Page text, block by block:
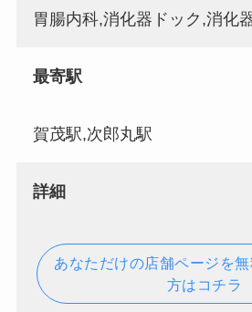
胃腸内科,消化器ドック,消化
最寄駅
賀茂駅,次郎丸駅
詳細
あなただけの店舗ページを
方はコチラ